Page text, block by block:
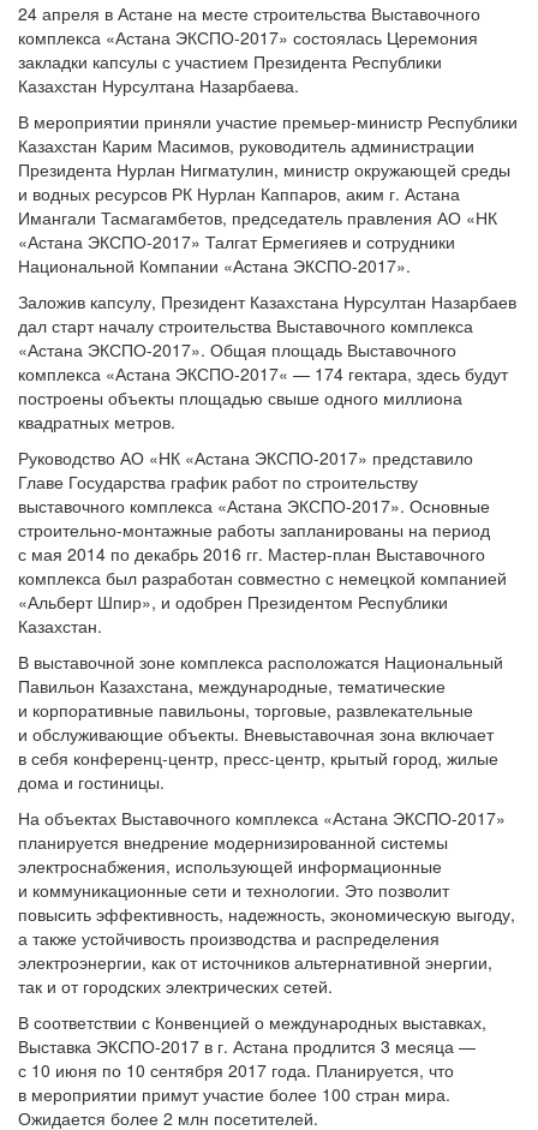
24 апреля в Астане на месте строительства Выставочного
комплекса «Астана ЭКСПО-2017» состоялась Церемония
закладки капсулы с участием Президента Республики
Казахстан Нурсултана Назарбаева.
В мероприятии приняли участие премьер-министр Республики
Казахстан Карим Масимов, руководитель администрации
Президента Нурлан Нигматулин, министр окружающей среды
и водных ресурсов РК Нурлан Каппаров, аким г. Астана
Имангали Тасмагамбетов, председатель правления АО «НК
«Астана ЭКСПО-2017» Талгат Ермегияев и сотрудники
Национальной Компании «Астана ЭКСПО-2017».
Заложив капсулу, Президент Казахстана Нурсултан Назарбаев
дал старт началу строительства Выставочного комплекса
«Астана ЭКСПО-2017». Общая площадь Выставочного
комплекса «Астана ЭКСПО-2017« — 174 гектара, здесь будут
построены объекты площадью свыше одного миллиона
квадратных метров.
Руководство АО «НК «Астана ЭКСПО-2017» представило
Главе Государства график работ по строительству
выставочного комплекса «Астана ЭКСПО-2017». Основные
строительно-монтажные работы запланированы на период
с мая 2014 по декабрь 2016 гг. Мастер-план Выставочного
комплекса был разработан совместно с немецкой компанией
«Альберт Шпир», и одобрен Президентом Республики
Казахстан.
В выставочной зоне комплекса расположатся Национальный
Павильон Казахстана, международные, тематические
и корпоративные павильоны, торговые, развлекательные
и обслуживающие объекты. Вневыставочная зона включает
в себя конференц-центр, пресс-центр, крытый город, жилые
дома и гостиницы.
На объектах Выставочного комплекса «Астана ЭКСПО-2017»
планируется внедрение модернизированной системы
электроснабжения, использующей информационные
и коммуникационные сети и технологии. Это позволит
повысить эффективность, надежность, экономическую выгоду,
а также устойчивость производства и распределения
электроэнергии, как от источников альтернативной энергии,
так и от городских электрических сетей.
В соответствии с Конвенцией о международных выставках,
Выставка ЭКСПО-2017 в г. Астана продлится 3 месяца —
с 10 июня по 10 сентября 2017 года. Планируется, что
в мероприятии примут участие более 100 стран мира.
Ожидается более 2 млн посетителей.